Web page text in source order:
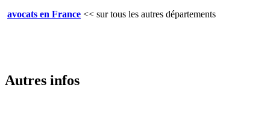
avocats en France << sur tous les autres départements
Autres infos